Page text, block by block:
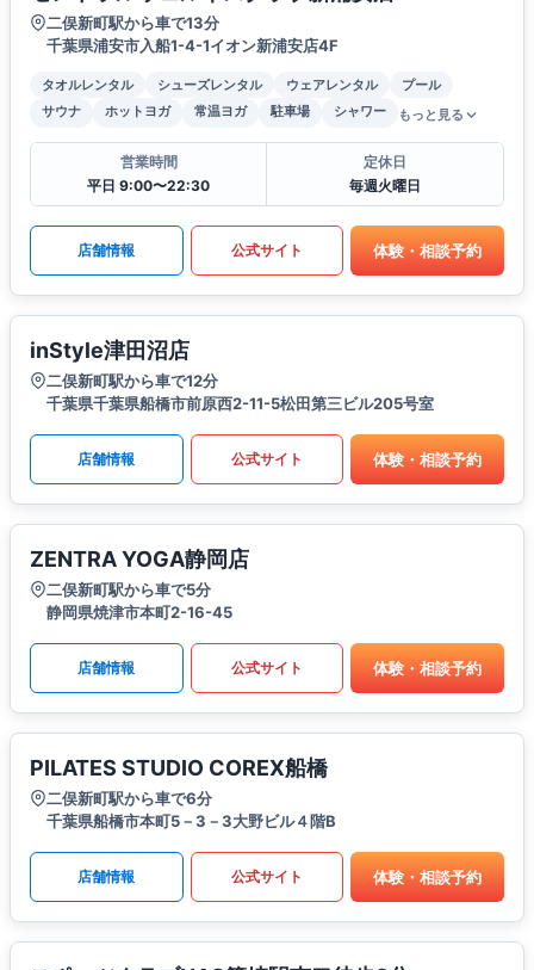
二俣新町駅から車で13分
千葉県浦安市入船1-4-1イオン新浦安店4F
タオルレンタル シューズレンタル ウェアレンタル
プール
サウナ
ホットヨガ 常温ヨガ 駐車場 シャワー もっと見る
営業時間
平日 9:00〜22:30
定休日
毎週火曜日
店舗情報 公式サイト 体験・相談予約
inStyle津田沼店
二俣新町駅から車で12分
千葉県千葉県船橋市前原西2-11-5松田第三ビル205号室
店舗情報 公式サイト 体験・相談予約
ZENTRA YOGA静岡店
二俣新町駅から車で5分
静岡県焼津市本町2-16-45
店舗情報 公式サイト 体験・相談予約
PILATES STUDIO COREX船橋
二俣新町駅から車で6分
千葉県船橋市本町5－3－3大野ビル４階B
店舗情報 公式サイト 体験・相談予約